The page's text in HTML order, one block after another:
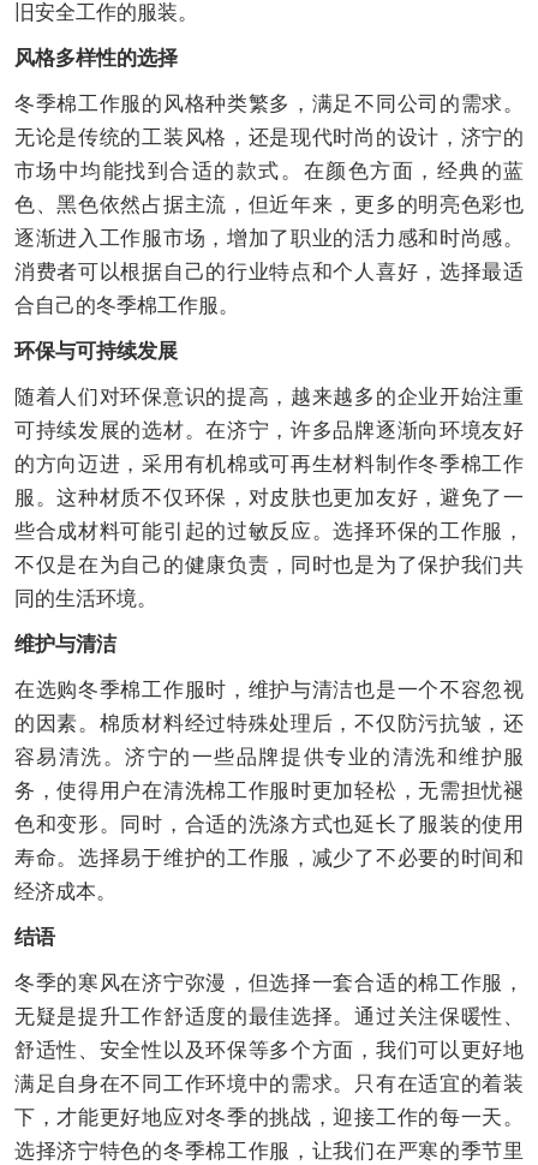
旧安全工作的服装。
风格多样性的选择
冬季棉工作服的风格种类繁多，满足不同公司的需求。
无论是传统的工装风格，还是现代时尚的设计，济宁的
市场中均能找到合适的款式。在颜色方面，经典的蓝
色、黑色依然占据主流，但近年来，更多的明亮色彩也
逐渐进入工作服市场，增加了职业的活力感和时尚感。
消费者可以根据自己的行业特点和个人喜好，选择最适
合自己的冬季棉工作服。
环保与可持续发展
随着人们对环保意识的提高，越来越多的企业开始注重
可持续发展的选材。在济宁，许多品牌逐渐向环境友好
的方向迈进，采用有机棉或可再生材料制作冬季棉工作
服。这种材质不仅环保，对皮肤也更加友好，避免了一
些合成材料可能引起的过敏反应。选择环保的工作服，
不仅是在为自己的健康负责，同时也是为了保护我们共
同的生活环境。
维护与清洁
在选购冬季棉工作服时，维护与清洁也是一个不容忽视
的因素。棉质材料经过特殊处理后，不仅防污抗皱，还
容易清洗。济宁的一些品牌提供专业的清洗和维护服
务，使得用户在清洗棉工作服时更加轻松，无需担忧褪
色和变形。同时，合适的洗涤方式也延长了服装的使用
寿命。选择易于维护的工作服，减少了不必要的时间和
经济成本。
结语
冬季的寒风在济宁弥漫，但选择一套合适的棉工作服，
无疑是提升工作舒适度的最佳选择。通过关注保暖性、
舒适性、安全性以及环保等多个方面，我们可以更好地
满足自身在不同工作环境中的需求。只有在适宜的着装
下，才能更好地应对冬季的挑战，迎接工作的每一天。
选择济宁特色的冬季棉工作服，让我们在严寒的季节里